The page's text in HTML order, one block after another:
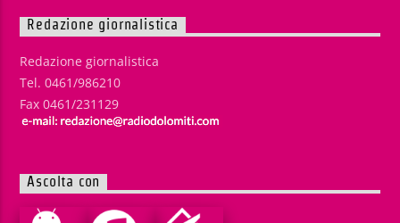
Redazione giornalistica
Redazione giornalistica
Tel. 0461/986210
Fax 0461/231129
Ascolta con